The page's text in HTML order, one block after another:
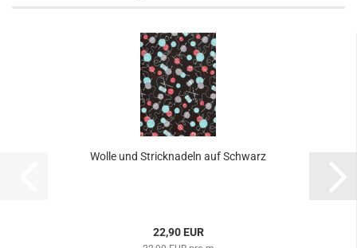
Wolle und Stricknadeln auf Schwarz
22,90 EUR